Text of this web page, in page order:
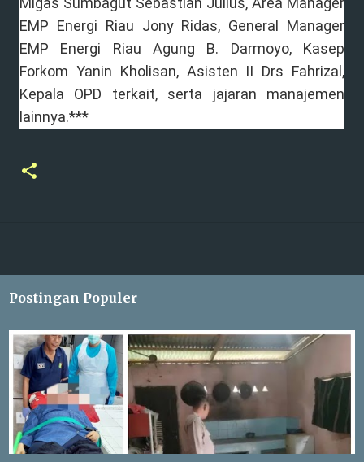
EMP Energi Riau Jony Ridas, General Manager
EMP Energi Riau Agung B. Darmoyo, Kasep
Forkom Yanin Kholisan, Asisten II Drs Fahrizal,
Kepala OPD terkait, serta jajaran manajemen
lainnya.***
Postingan Populer